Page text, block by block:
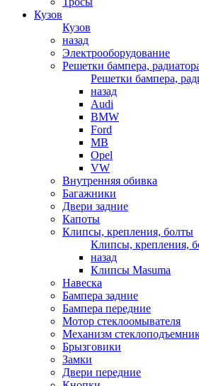
Кузов
Кузов
назад
Электрооборудование
Решетки бампера,
Решетки бампера,
назад
Audi
BMW
Ford
MB
Opel
VW
Внутренняя обивка
Багажники
Двери задние
Капоты
Клипсы, крепления, болты
Клипсы, крепления,
назад
Клипсы Masuma
Навеска
Бампера задние
Бампера передние
Мотор стеклоомывателя
Механизм
Брызговики
Замки
Двери передние